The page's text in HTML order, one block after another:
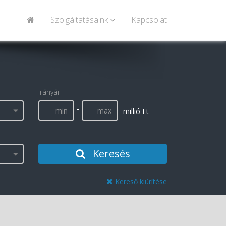
Szolgáltatásaink Kapcsolat
Irányár
-
millió Ft
Keresés
Kereső kiürítése